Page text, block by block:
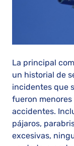
La principal
un historial de
incidentes que
fueron
accidentes.
pájaros,
excesivas,